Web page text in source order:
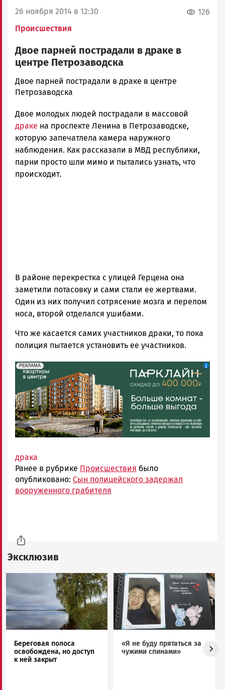
26 ноября 2014 в 12:30
Происшествия
126
Двое парней пострадали в драке в
центре Петрозаводска
admintimur
Новости
и
Карелии
|
Петрозаводск
ГОВОРИТ
Двое парней пострадали в драке в центре
Петрозаводска
Двое молодых людей пострадали в массовой
драке на проспекте Ленина в Петрозаводске,
которую запечатлела камера наружного
наблюдения. Как рассказали в МВД республики,
парни просто шли мимо и пытались узнать, что
происходит.
В районе перекрестка с улицей Герцена она
заметили потасовку и сами стали ее жертвами.
Один из них получил сотрясение мозга и перелом
носа, второй отделался ушибами.
Что же касается самих участников драки, то пока
полиция пытается установить ее участников.
erid: 2SDnjdeSPnB
РЕКЛАМА
Реклама
драка
Ранее в рубрике Происшествия было
опубликовано: Сын полицейского задержал
вооруженного грабителя
Эксклюзив
Береговая полоса
освобождена, но доступ
к ней закрыт
Image
«Я не буду прятаться за
чужими спинами»